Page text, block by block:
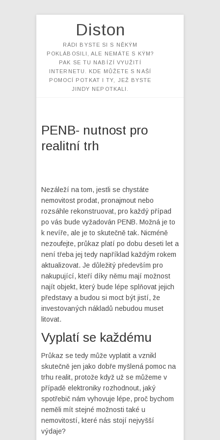
Diston
RÁDI BYSTE SI S NĚKÝM
POKLÁBOSILI, ALE NEMÁTE S KÝM?
PAK SE TU NABÍZÍ VYUŽITÍ
INTERNETU. KDE MŮŽETE S NAŠÍ
POMOCÍ POTKAT I TY, JEŽ BYSTE
JINDY NEPOTKALI.
PENB- nutnost pro
realitní trh
Nezáleží na tom, jestli se chystáte
nemovitost prodat, pronajmout nebo
rozsáhle rekonstruovat, pro každý případ
po vás bude vyžadován PENB. Možná je to
k nevíře, ale je to skutečně tak. Nicméně
nezoufejte, průkaz platí po dobu deseti let a
není třeba jej tedy například každým rokem
aktualizovat. Je důležitý především pro
nakupující, kteří díky němu mají možnost
najít objekt, který bude lépe splňovat jejich
představy a budou si moct být jistí, že
investovaných nákladů nebudou muset
litovat.
Vyplatí se každému
Průkaz se tedy může vyplatit a vznikl
skutečně jen jako dobře myšlená pomoc na
trhu realit, protože když už se můžeme v
případě elektroniky rozhodnout, jaký
spotřebič nám vyhovuje lépe, proč bychom
neměli mít stejné možnosti také u
nemovitostí, které nás stojí nejvyšší
výdaje?